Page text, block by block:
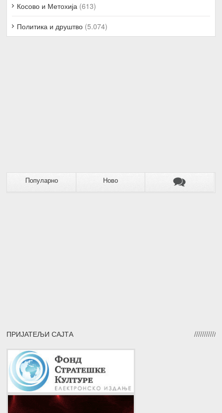
Косово и Метохија (613)
Политика и друштво (5.074)
Популарно Ново
ПРИЈАТЕЉИ САЈТА